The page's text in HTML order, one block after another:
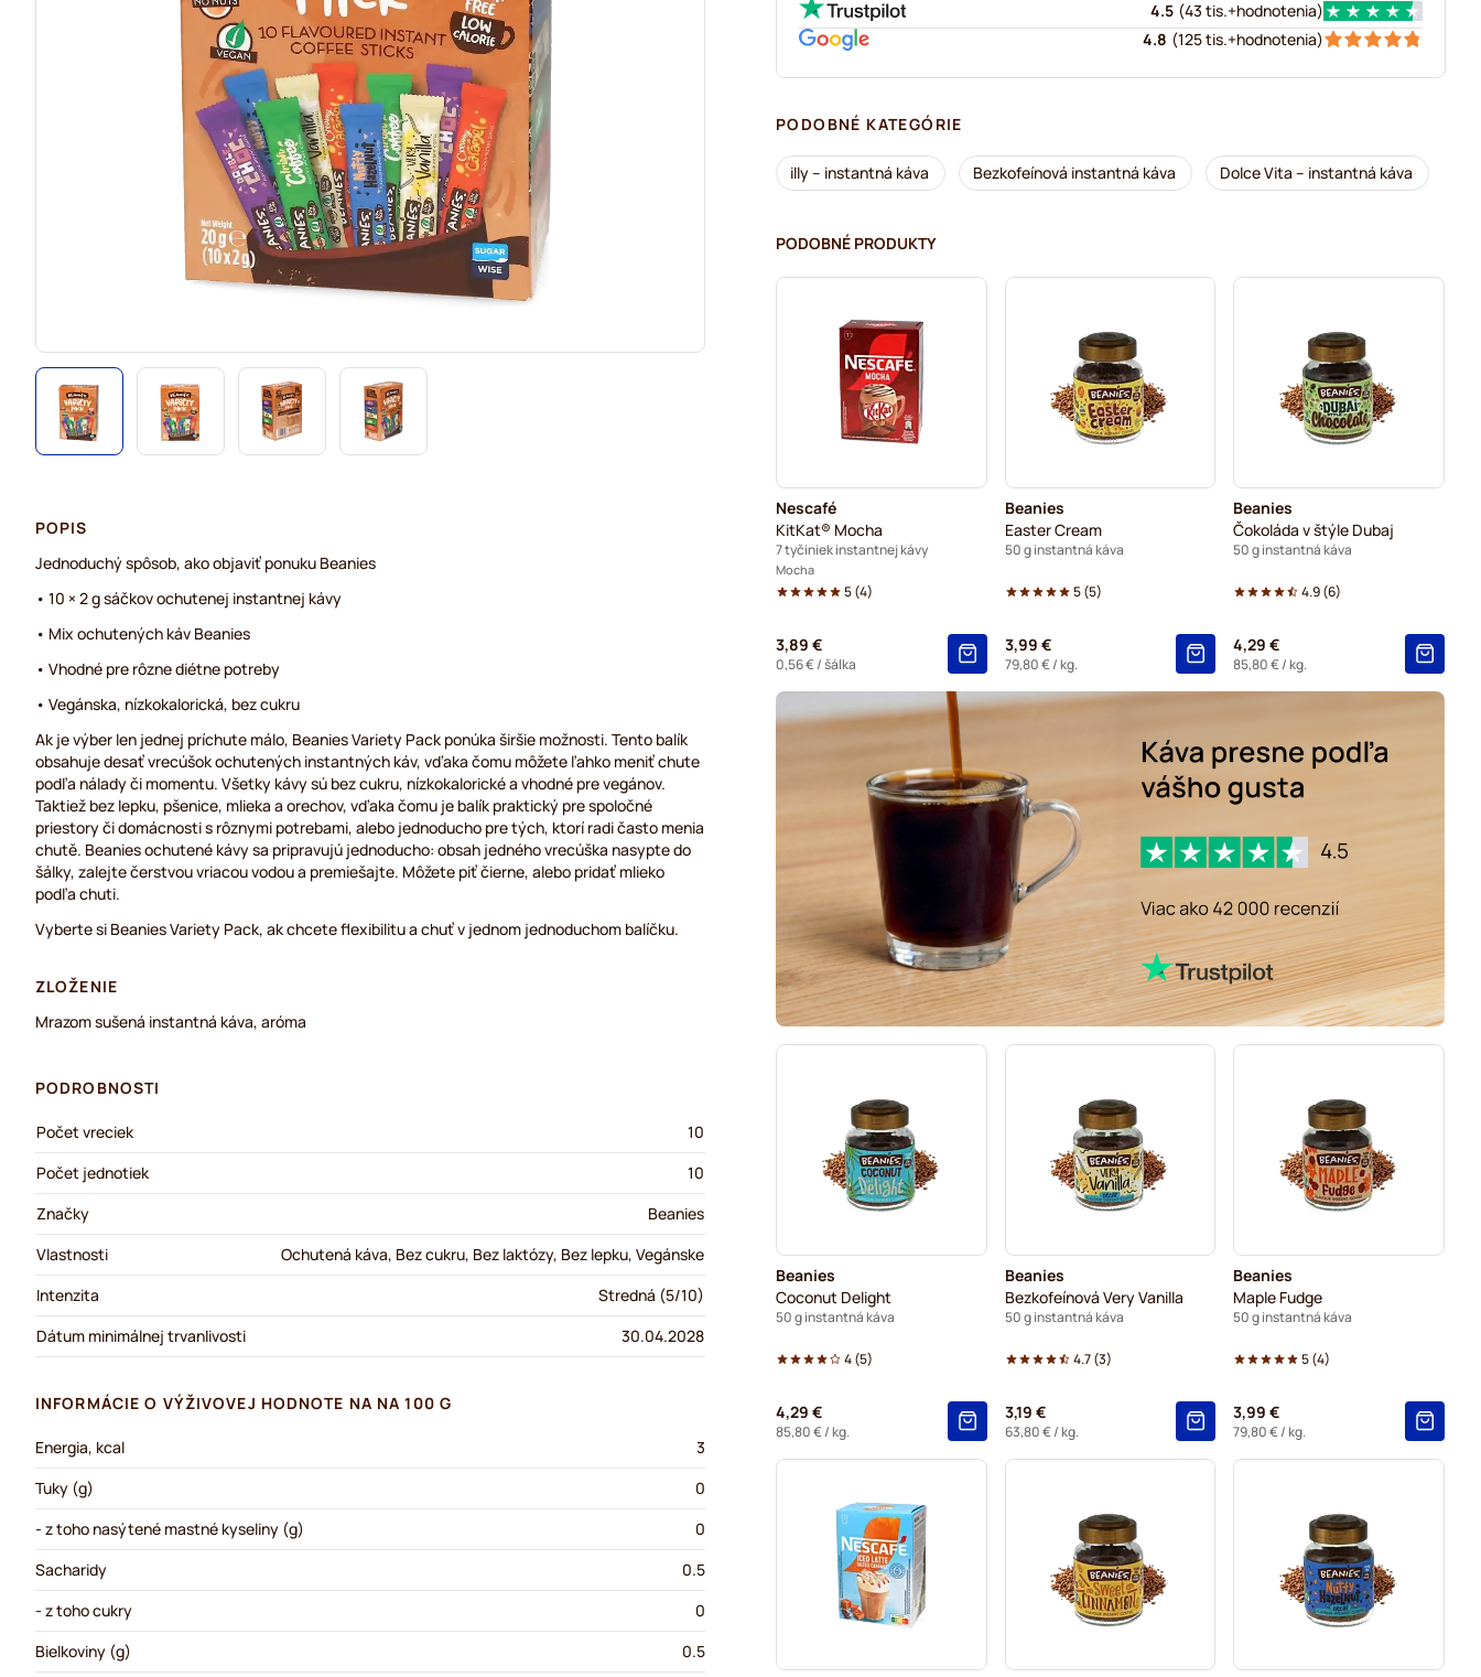
4.5 (43 tis.+hodnotenia)
4.8 (125 tis.+hodnotenia)
PODOBNÉ KATEGÓRIE
illy – instantná káva Bezkofeínová instantná káva Dolce Vita – instantná káva
PODOBNÉ PRODUKTY
Nescafé
KitKat® Mocha
7 tyčiniek instantnej kávy
Mocha
5(4)
3,89 €
0,56 €/ šálka
Beanies
Easter Cream
50 g instantná káva
5(5)
3,99 €
79,80 €/ kg.
Beanies
Čokoláda v štýle Dubaj
50 g instantná káva
4.9(6)
4,29 €
85,80 €/ kg.
Beanies
Coconut Delight
50 g instantná káva
4(5)
4,29 €
85,80 €/ kg.
Beanies
Bezkofeínová Very Vanilla
50 g instantná káva
4.7(3)
3,19 €
63,80 €/ kg.
Beanies
Maple Fudge
50 g instantná káva
5(4)
3,99 €
79,80 €/ kg.
POPIS
Jednoduchý spôsob, ako objaviť ponuku Beanies
• 10 × 2 g sáčkov ochutenej instantnej kávy
• Mix ochutených káv Beanies
• Vhodné pre rôzne diétne potreby
• Vegánska, nízkokalorická, bez cukru
Ak je výber len jednej príchute málo, Beanies Variety Pack ponúka širšie možnosti. Tento balík
obsahuje desať vrecúšok ochutených instantných káv, vďaka čomu môžete ľahko meniť chute
podľa nálady či momentu. Všetky kávy sú bez cukru, nízkokalorické a vhodné pre vegánov.
Taktiež bez lepku, pšenice, mlieka a orechov, vďaka čomu je balík praktický pre spoločné
priestory či domácnosti s rôznymi potrebami, alebo jednoducho pre tých, ktorí radi často menia
chutě. Beanies ochutené kávy sa pripravujú jednoducho: obsah jedného vrecúška nasypte do
šálky, zalejte čerstvou vriacou vodou a premiešajte. Môžete piť čierne, alebo pridať mlieko
podľa chuti.
Vyberte si Beanies Variety Pack, ak chcete flexibilitu a chuť v jednom jednoduchom balíčku.
ZLOŽENIE
Mrazom sušená instantná káva, aróma
PODROBNOSTI
Počet vreciek
10
Počet jednotiek
10
Značky
Beanies
Vlastnosti
Ochutená káva, Bez cukru, Bez laktózy, Bez lepku, Vegánske
Intenzita
Stredná (5/10)
Dátum minimálnej trvanlivosti
30.04.2028
INFORMÁCIE O VÝŽIVOVEJ HODNOTE NA NA 100 G
Energia, kcal
3
Tuky (g)
0
- z toho nasýtené mastné kyseliny (g)
0
Sacharidy
0.5
- z toho cukry
0
Bielkoviny (g)
0.5